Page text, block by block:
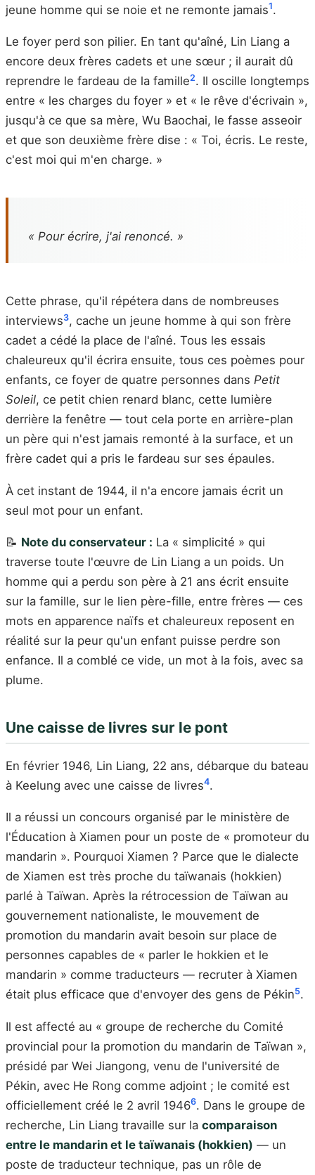
jeune homme qui se noie et ne remonte jamais1.
Le foyer perd son pilier. En tant qu'aîné, Lin Liang a
encore deux frères cadets et une sœur ; il aurait dû
reprendre le fardeau de la famille2. Il oscille longtemps
entre « les charges du foyer » et « le rêve d'écrivain »,
jusqu'à ce que sa mère, Wu Baochai, le fasse asseoir
et que son deuxième frère dise : « Toi, écris. Le reste,
c'est moi qui m'en charge. »
« Pour écrire, j'ai renoncé. »
Cette phrase, qu'il répétera dans de nombreuses
interviews3, cache un jeune homme à qui son frère
cadet a cédé la place de l'aîné. Tous les essais
chaleureux qu'il écrira ensuite, tous ces poèmes pour
enfants, ce foyer de quatre personnes dans Petit
Soleil, ce petit chien renard blanc, cette lumière
derrière la fenêtre — tout cela porte en arrière-plan
un père qui n'est jamais remonté à la surface, et un
frère cadet qui a pris le fardeau sur ses épaules.
À cet instant de 1944, il n'a encore jamais écrit un
seul mot pour un enfant.
📝 Note du conservateur : La « simplicité » qui
traverse toute l'œuvre de Lin Liang a un poids. Un
homme qui a perdu son père à 21 ans écrit ensuite
sur la famille, sur le lien père-fille, entre frères — ces
mots en apparence naïfs et chaleureux reposent en
réalité sur la peur qu'un enfant puisse perdre son
enfance. Il a comblé ce vide, un mot à la fois, avec sa
plume.
Une caisse de livres sur le pont
En février 1946, Lin Liang, 22 ans, débarque du bateau
à Keelung avec une caisse de livres4.
Il a réussi un concours organisé par le ministère de
l'Éducation à Xiamen pour un poste de « promoteur du
mandarin ». Pourquoi Xiamen ? Parce que le dialecte
de Xiamen est très proche du taïwanais (hokkien)
parlé à Taïwan. Après la rétrocession de Taïwan au
gouvernement nationaliste, le mouvement de
promotion du mandarin avait besoin sur place de
personnes capables de « parler le hokkien et le
mandarin » comme traducteurs — recruter à Xiamen
était plus efficace que d'envoyer des gens de Pékin5.
Il est affecté au « groupe de recherche du Comité
provincial pour la promotion du mandarin de Taïwan »,
présidé par Wei Jiangong, venu de l'université de
Pékin, avec He Rong comme adjoint ; le comité est
officiellement créé le 2 avril 19466. Dans le groupe de
recherche, Lin Liang travaille sur la comparaison
entre le mandarin et le taïwanais (hokkien) — un
poste de traducteur technique, pas un rôle de